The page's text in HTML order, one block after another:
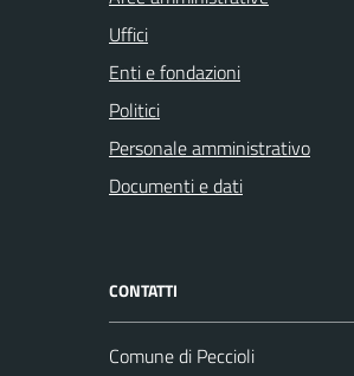
Uffici
Enti e fondazioni
Politici
Personale amministrativo
Documenti e dati
CONTATTI
Comune di Peccioli